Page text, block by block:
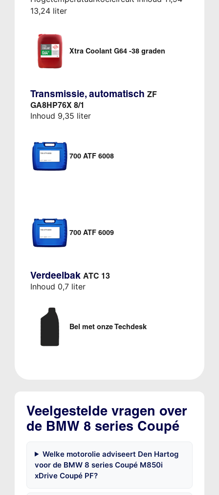
13,24 liter
Xtra Coolant G64 -38 graden
Transmissie, automatisch ZF
GA8HP76X 8/1
Inhoud 9,35 liter
700 ATF 6008
700 ATF 6009
Verdeelbak ATC 13
Inhoud 0,7 liter
Bel met onze Techdesk
Veelgestelde vragen over
de BMW 8 series Coupé
Welke motorolie adviseert Den Hartog
voor de BMW 8 series Coupé M850i
xDrive Coupé PF?